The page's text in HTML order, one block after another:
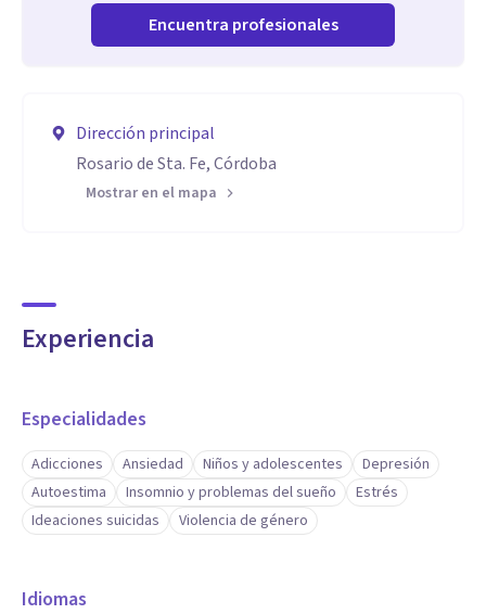
Encuentra profesionales
Dirección principal
Rosario de Sta. Fe, Córdoba
Mostrar en el mapa
Experiencia
Especialidades
Adicciones Ansiedad Niños y adolescentes
Depresión
Autoestima
Insomnio y problemas del sueño
Estrés
Ideaciones suicidas
Violencia de género
Idiomas